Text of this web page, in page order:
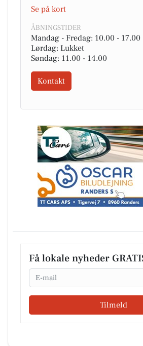
Se på kort
ÅBNINGSTIDER
Mandag - Fredag: 10.00 - 17.00
Lørdag: Lukket
Søndag: 11.00 - 14.00
Kontakt
Få lokale nyheder
Email
Tilmeld